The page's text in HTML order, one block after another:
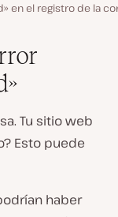
en el registro de la
Tu sitio web
Esto puede
haber